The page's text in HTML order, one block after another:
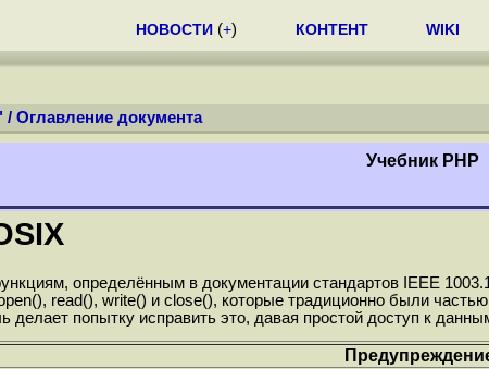
НОВОСТИ (+) КОНТЕНТ WIKI
/ Оглавление документа
Учебник РНР
определённым в документации стандартов IEEE
read(), write() и close(), которые традиционно были
делает попытку исправить это, давая простой доступ к